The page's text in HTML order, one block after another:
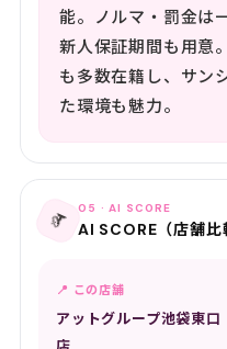
能。ノルマ・罰金は
新人保証期間も用意
も多数在籍し、サン
た環境も魅力。
📡 05 · AI SCORE
AI SCORE（店舗比
📍 この店舗
アットグループ池袋東口